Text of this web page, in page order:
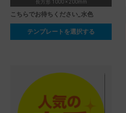
長方形 1000 × 200mm
こちらでお待ちください_水色
テンプレートを選択する